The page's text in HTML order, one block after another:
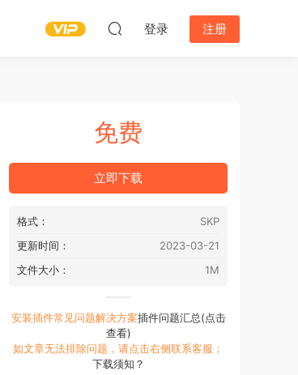
登录 注册
免费
立即下载
格式：
SKP
更新时间：
2023-03-21
文件大小：
1M
安装插件常见问题解决方案插件问题汇总(点击
查看)
如文章无法排除问题，请点击右侧联系客服；
下载须知？